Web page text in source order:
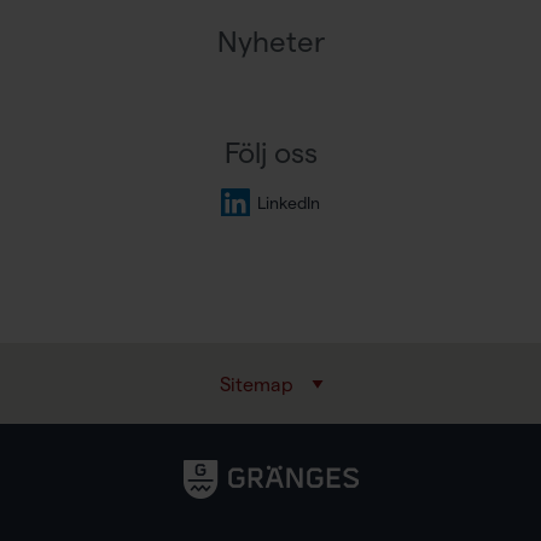
Nyheter
Följ oss
LinkedIn
Sitemap